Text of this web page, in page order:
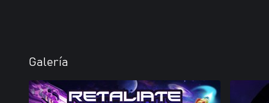
Galería